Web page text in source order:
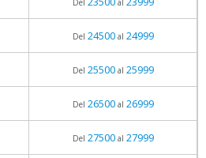
Del al
Del 24500al 24999
Del 25500al 25999
Del 26500al 26999
Del 27500al 27999